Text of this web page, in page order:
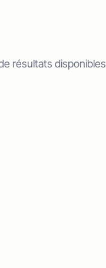
résultats disponibles